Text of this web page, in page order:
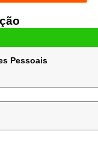
Pessoais